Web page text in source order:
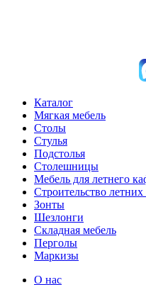
Каталог
Мягкая мебель
Столы
Стулья
Подстолья
Столешницы
Мебель для летнего
Строительство летних
Зонты
Шезлонги
Складная мебель
Перголы
Маркизы
О нас